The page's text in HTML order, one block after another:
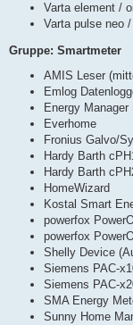
Varta element /
Varta pulse neo
Gruppe: Smartmeter
AMIS Leser
Emlog
Energy Manager
Everhome
Fronius Galvo/
Hardy Barth
Hardy Barth
HomeWizard
Kostal Smart
powerfox
powerfox
Shelly Device
Siemens PAC-
Siemens PAC-
SMA Energy
Sunny Home